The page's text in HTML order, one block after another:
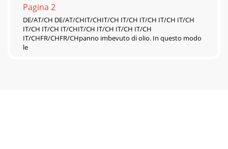
Pagina 2
DE/AT/CH DE/AT/CHIT/CHIT/CH IT/CH IT/CH IT/CH IT/CH
IT/CH IT/CH IT/CHIT/CH IT/CH IT/CH IT/CH
IT/CHFR/CHFR/CHpanno imbevuto di olio. In questo modo
le